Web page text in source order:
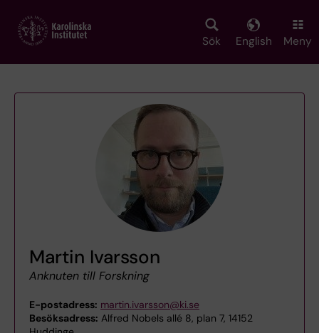
main
Sök English Meny
Martin Ivarsson
Anknuten till Forskning
E-postadress: martin.ivarsson@ki.se
Besöksadress: Alfred Nobels allé 8, plan 7, 14152